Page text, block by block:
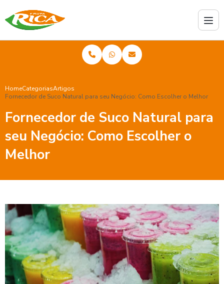
HomeCategoriasArtigos
Fornecedor de Suco Natural para seu Negócio: Como Escolher o Melhor
Fornecedor de Suco Natural para
seu Negócio: Como Escolher o
Melhor